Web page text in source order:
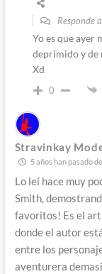
Responde a
Yo es que ayer
deprimido y de
Xd
0
Stravinkay
5 años han pasado
Lo leí hace muy
Smith,
favoritos! Es el
donde el autor
entre los
aventurera